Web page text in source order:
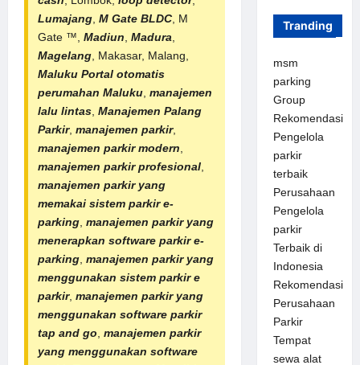
Lumajang, M Gate BLDC, M
Gate ™, Madiun, Madura,
Magelang, Makasar, Malang,
Maluku Portal otomatis
perumahan Maluku, manajemen
lalu lintas, Manajemen Palang
Parkir, manajemen parkir,
manajemen parkir modern,
manajemen parkir profesional,
manajemen parkir yang
memakai sistem parkir e-
parking, manajemen parkir yang
menerapkan software parkir e-
parking, manajemen parkir yang
menggunakan sistem parkir e
parkir, manajemen parkir yang
menggunakan software parkir
tap and go, manajemen parkir
yang menggunakan software
Tranding
msm
parking
Group
Rekomendasi
Pengelola
parkir
terbaik
Perusahaan
Pengelola
parkir
Terbaik di
Indonesia
Rekomendasi
Perusahaan
Parkir
Tempat
sewa alat